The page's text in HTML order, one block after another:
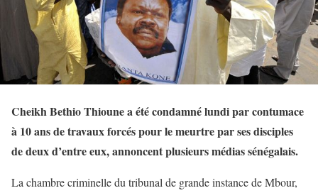
Cheikh Bethio Thioune a été condamné lundi par contumace
à 10 ans de travaux forcés pour le meurtre par ses disciples
de deux d’entre eux, annoncent plusieurs médias sénégalais.
La chambre criminelle du tribunal de grande instance de Mbour,